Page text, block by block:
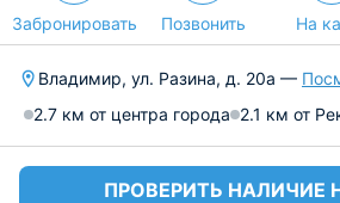
Забронировать Позвонить На
Владимир, ул. Разина, д. 20а —
2.7 км от центра города 2.1 км от
ПРОВЕРИТЬ НАЛИЧИЕ